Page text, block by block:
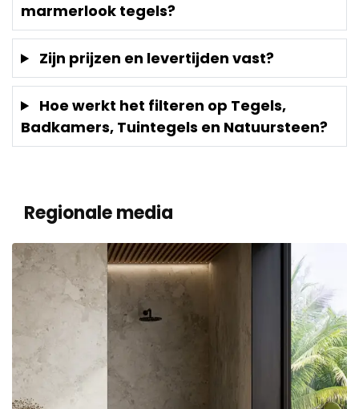
marmerlook tegels?
Zijn prijzen en levertijden vast?
Hoe werkt het filteren op Tegels,
Badkamers, Tuintegels en Natuursteen?
Regionale media